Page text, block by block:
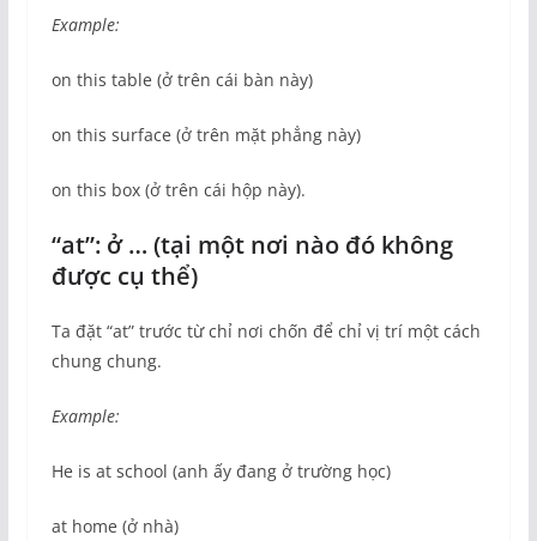
Example:
on this table (ở trên cái bàn này)
on this surface (ở trên mặt phẳng này)
on this box (ở trên cái hộp này).
“at”: ở … (tại một nơi nào đó không
được cụ thể)
Ta đặt “at” trước từ chỉ nơi chốn để chỉ vị trí một cách
chung chung.
Example:
He is at school (anh ấy đang ở trường học)
at home (ở nhà)